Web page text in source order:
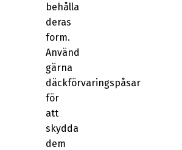
behålla
deras
form.
Använd
gärna
däckförvaringspåsar
för
att
skydda
dem